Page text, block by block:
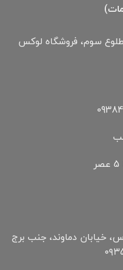
سوم، فروشگاه لوکس
خیابان دماوند، جنب برج